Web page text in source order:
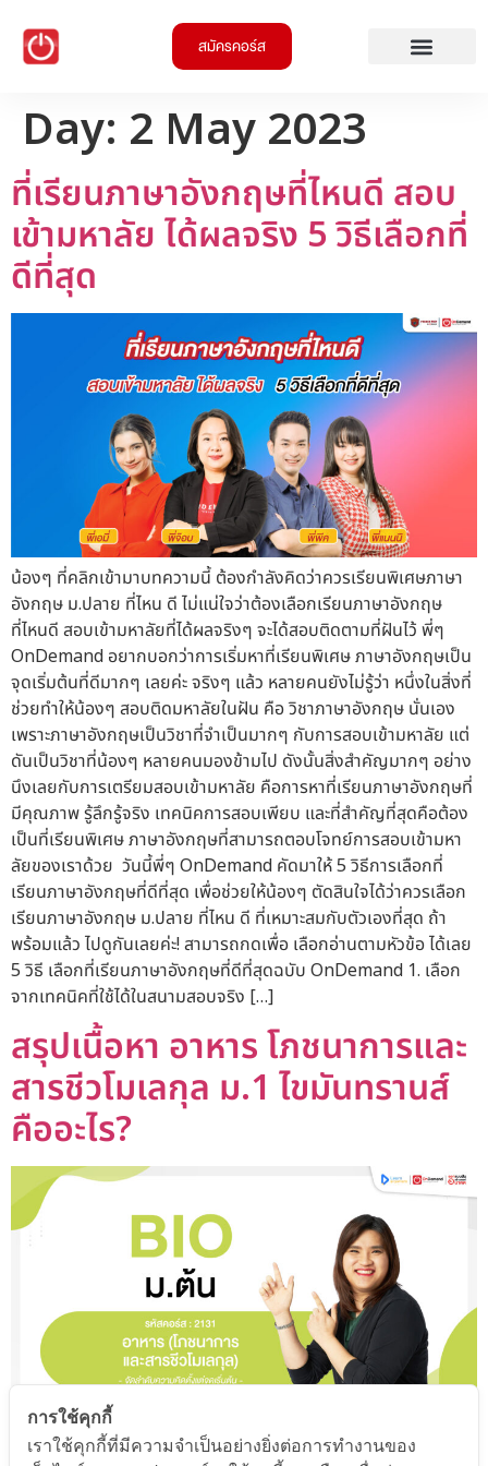
สมัครคอร์ส
Day: 2 May 2023
ที่เรียนภาษาอังกฤษที่ไหนดี สอบ
เข้ามหาลัย ได้ผลจริง 5 วิธีเลือกที่
ดีที่สุด
น้องๆ ที่คลิกเข้ามาบทความนี้ ต้องกำลังคิดว่าควรเรียนพิเศษภาษา
อังกฤษ ม.ปลาย ที่ไหน ดี ไม่แน่ใจว่าต้องเลือกเรียนภาษาอังกฤษ
ที่ไหนดี สอบเข้ามหาลัยที่ได้ผลจริงๆ จะได้สอบติดตามที่ฝันไว้ พี่ๆ
OnDemand อยากบอกว่าการเริ่มหาที่เรียนพิเศษ ภาษาอังกฤษเป็น
จุดเริ่มต้นที่ดีมากๆ เลยค่ะ จริงๆ แล้ว หลายคนยังไม่รู้ว่า หนึ่งในสิ่งที่
ช่วยทำให้น้องๆ สอบติดมหาลัยในฝัน คือ วิชาภาษาอังกฤษ นั่นเอง
เพราะภาษาอังกฤษเป็นวิชาที่จำเป็นมากๆ กับการสอบเข้ามหาลัย แต่
ดันเป็นวิชาที่น้องๆ หลายคนมองข้ามไป ดังนั้นสิ่งสำคัญมากๆ อย่าง
นึงเลยกับการเตรียมสอบเข้ามหาลัย คือการหาที่เรียนภาษาอังกฤษที่
มีคุณภาพ รู้ลึกรู้จริง เทคนิคการสอบเพียบ และที่สำคัญที่สุดคือต้อง
เป็นที่เรียนพิเศษ ภาษาอังกฤษที่สามารถตอบโจทย์การสอบเข้ามหา
ลัยของเราด้วย วันนี้พี่ๆ OnDemand คัดมาให้ 5 วิธีการเลือกที่
เรียนภาษาอังกฤษที่ดีที่สุด เพื่อช่วยให้น้องๆ ตัดสินใจได้ว่าควรเลือก
เรียนภาษาอังกฤษ ม.ปลาย ที่ไหน ดี ที่เหมาะสมกับตัวเองที่สุด ถ้า
พร้อมแล้ว ไปดูกันเลยค่ะ! สามารถกดเพื่อ เลือกอ่านตามหัวข้อ ได้เลย
5 วิธี เลือกที่เรียนภาษาอังกฤษที่ดีที่สุดฉบับ OnDemand 1. เลือก
จากเทคนิคที่ใช้ได้ในสนามสอบจริง […]
สรุปเนื้อหา อาหาร โภชนาการและ
สารชีวโมเลกุล ม.1 ไขมันทรานส์
คืออะไร?
สรุปเนื้อหา อาหาร โภชนาการและสารชีวโมเลกุล ม.1 💡 อาหาร
การใช้คุกกี้
เราใช้คุกกี้ที่มีความจำเป็นอย่างยิ่งต่อการทำงานของ